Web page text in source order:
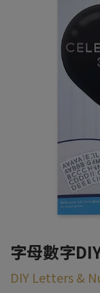
字母數字
DIY Letters &